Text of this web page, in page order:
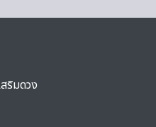
ริมดวง